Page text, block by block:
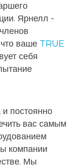
Ярнелл -
ваше TRUE
себя
постоянно
вас самым
компании
Мы